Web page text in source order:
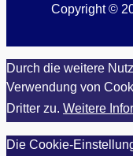
Copyright ©
Durch die weitere
Verwendung von
Dritter zu. Weitere
Die Cookie-